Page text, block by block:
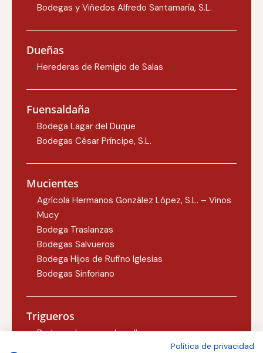
Bodegas y Viñedos Alfredo Santamaría, S.L.
Dueñas
Herederas de Remigio de Salas
Fuensaldaña
Bodega Lagar del Duque
Bodegas César Príncipe, S.L.
Mucientes
Agrícola Hermanos González López, S.L. – Vinos
Mucy
Bodega Traslanzas
Bodegas Salvueros
Bodega Hijos de Rufino Iglesias
Bodegas Sinforiano
Trigueros
Bodegas Lezcano-Lacalle
Política de privacidad